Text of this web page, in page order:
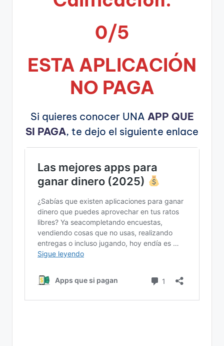
0/5
ESTA APLICACIÓN
NO PAGA
Si quieres conocer UNA APP QUE
SI PAGA, te dejo el siguiente enlace